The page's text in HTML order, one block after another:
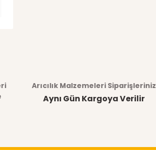
Arıcılık Malzemeleri Siparişleriniz
Aynı Gün Kargoya Verilir